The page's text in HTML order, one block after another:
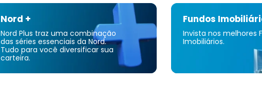
Nord +
Nord Plus traz uma combinação
das séries essenciais da Nord.
Tudo para você diversificar sua
carteira.
Fundos
Invista nos melhores
Imobiliários.